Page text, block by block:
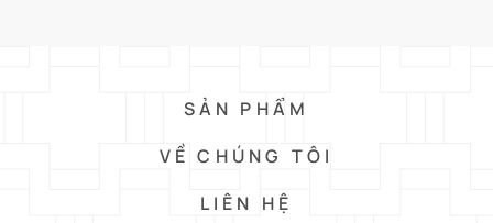
SẢN PHẨM
VỀ CHÚNG TÔI
LIÊN HỆ